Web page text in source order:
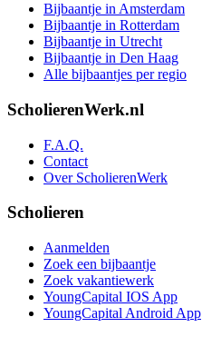
Bijbaantje in Amsterdam
Bijbaantje in Rotterdam
Bijbaantje in Utrecht
Bijbaantje in Den Haag
Alle bijbaantjes per regio
ScholierenWerk.nl
F.A.Q.
Contact
Over ScholierenWerk
Scholieren
Aanmelden
Zoek een bijbaantje
Zoek vakantiewerk
YoungCapital IOS App
YoungCapital Android App